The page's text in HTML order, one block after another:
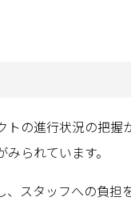
トの進行状況の把握
られています。
スタッフへの負担